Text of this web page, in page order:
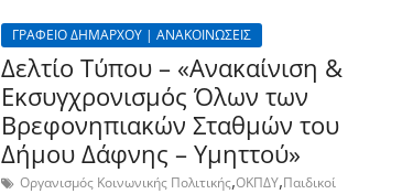
ΓΡΑΦΕΙΟ ΔΗΜΑΡΧΟΥ | ΑΝΑΚΟΙΝΩΣΕΙΣ
Δελτίο Τύπου – «Ανακαίνιση &
Εκσυγχρονισμός Όλων των
Βρεφονηπιακών Σταθμών του
Δήμου Δάφνης – Υμηττού»
Οργανισμός Κοινωνικής Πολιτικής,ΟΚΠΔΥ,Παιδικοί